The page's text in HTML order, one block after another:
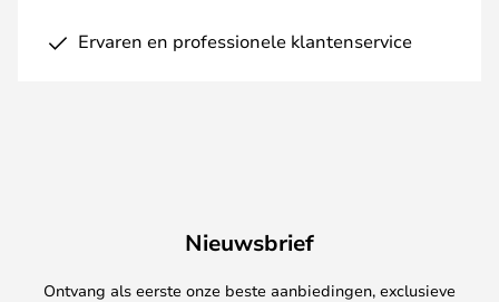
Ervaren en professionele klantenservice
Nieuwsbrief
Ontvang als eerste onze beste aanbiedingen, exclusieve